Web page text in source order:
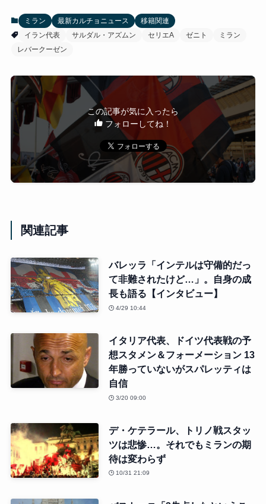
ミラン 最新カルチョニュース
移籍関連
イラン代表
サルダル・アズムン セリエA ゼニト
ミラン
レバークーゼン
この記事が気に入ったら
フォローしてね！
関連記事
バレッラ「インテルは守備的だっ
て非難されたけど…」。自身の成
長も語る【インタビュー】
4/29 10:44
イタリア代表、ドイツ代表戦の予
想スタメン＆フォーメーション 13
年勝っていないがスパレッティは
自信
3/20 09:00
デ・ケテラール、トリノ戦スタッ
ツは悲惨…。それでもミランの期
待は変わらず
10/31 21:09